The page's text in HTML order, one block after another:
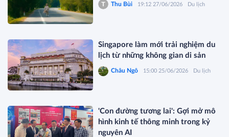
Thu Bùi 19:12 27/06/2026 Du lịch
Singapore làm mới trải nghiệm du
lịch từ những không gian di sản
Châu Ngô 15:00 25/06/2026 Du lịch
'Con đường tương lai': Gợi mở mô
hình kinh tế thông minh trong kỷ
nguyên AI